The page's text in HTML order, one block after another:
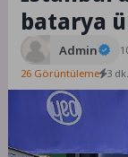
batarya
Admin
26 Görüntüleme 3 dk.